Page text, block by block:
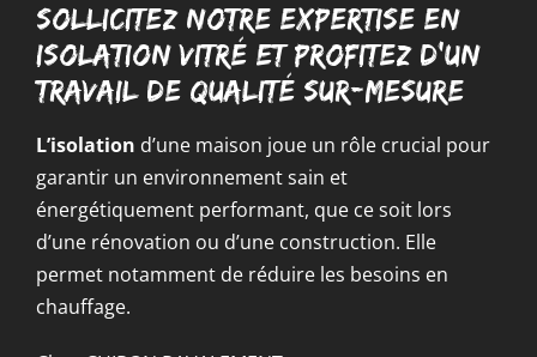
Sollicitez notre expertise en
isolation Vitré et profitez d’un
travail de qualité sur-mesure
L’isolation d’une maison joue un rôle crucial pour
garantir un environnement sain et
énergétiquement performant, que ce soit lors
d’une rénovation ou d’une construction. Elle
permet notamment de réduire les besoins en
chauffage.